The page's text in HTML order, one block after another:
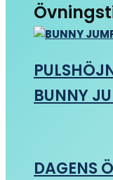
BUNNY
DAGENS